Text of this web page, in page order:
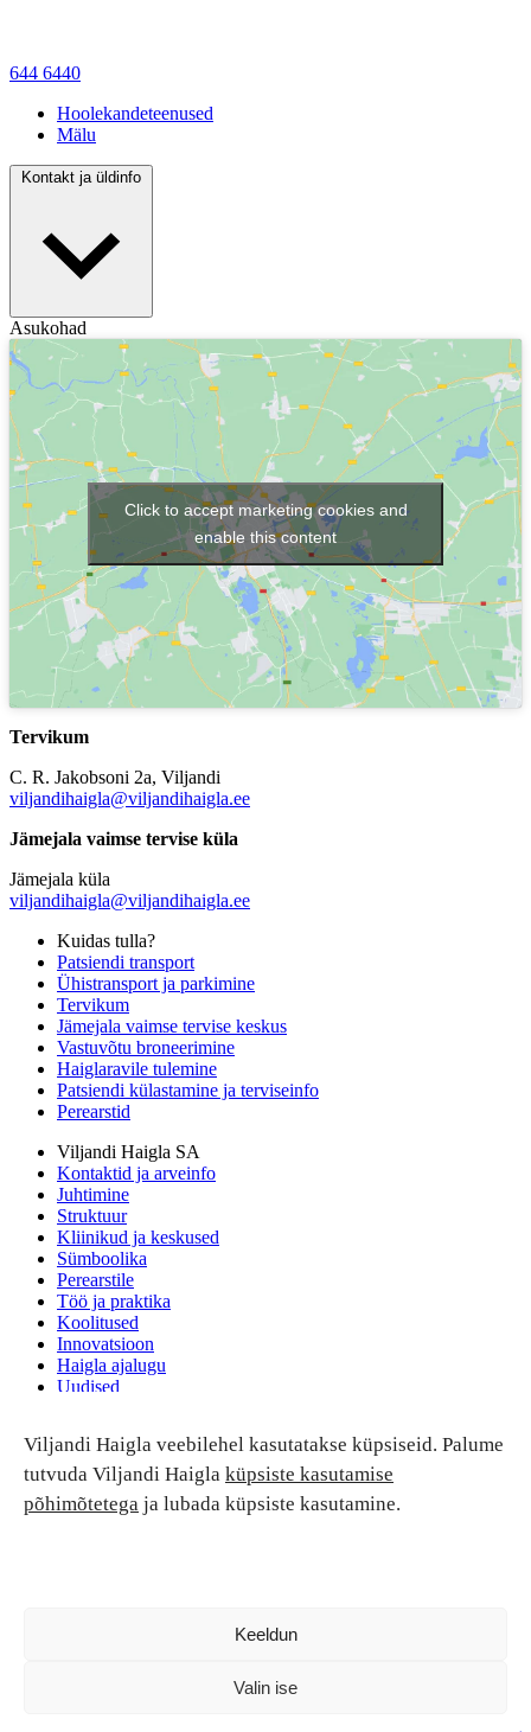
Viljandi Haigla veebilehel kasutatakse küpsiseid. Palume
tutvuda Viljandi Haigla küpsiste kasutamise
põhimõtetega ja lubada küpsiste kasutamine.
Keeldun
Valin ise
644 6440
Hoolekandeteenused
Mälu
Kontakt ja üldinfo
Asukohad
Click to accept marketing cookies and
enable this content
Tervikum
C. R. Jakobsoni 2a, Viljandi
viljandihaigla@viljandihaigla.ee
Jämejala vaimse tervise küla
Jämejala küla
viljandihaigla@viljandihaigla.ee
Kuidas tulla?
Patsiendi transport
Ühistransport ja parkimine
Tervikum
Jämejala vaimse tervise keskus
Vastuvõtu broneerimine
Haiglaravile tulemine
Patsiendi külastamine ja terviseinfo
Perearstid
Viljandi Haigla SA
Kontaktid ja arveinfo
Juhtimine
Struktuur
Kliinikud ja keskused
Sümboolika
Perearstile
Töö ja praktika
Koolitused
Innovatsioon
Haigla ajalugu
Uudised
Patsiendi turvalisus ja õigused
Patsiendi õigused ja kohustused
Patsiendiohutus
Patsientide nõukoda